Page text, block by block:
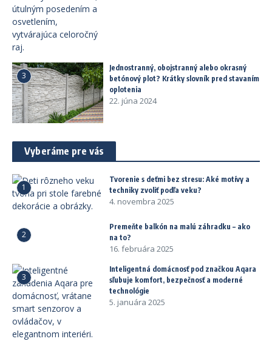
3
Jednostranný, obojstranný alebo okrasný
betónový plot? Krátky slovník pred stavaním
oplotenia
22. júna 2024
Vyberáme pre vás
1
Tvorenie s deťmi bez stresu: Aké motívy a
techniky zvoliť podľa veku?
4. novembra 2025
2
Premeňte balkón na malú záhradku – ako
na to?
16. februára 2025
3
Inteligentná domácnosť pod značkou Aqara
sľubuje komfort, bezpečnosť a moderné
technológie
5. januára 2025